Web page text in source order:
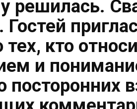
решилась.
Гостей
тех, кто
и
посторонних